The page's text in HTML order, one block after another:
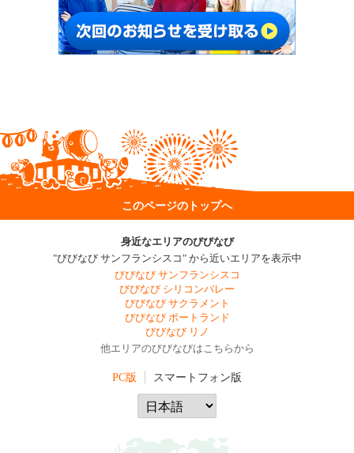
このページのトップへ
身近なエリアのびびなび
"びびなび サンフランシスコ" から近いエリアを表示中
びびなび サンフランシスコ
びびなび シリコンバレー
びびなび サクラメント
びびなび ポートランド
びびなび リノ
他エリアのびびなびはこちらから
PC版 スマートフォン版